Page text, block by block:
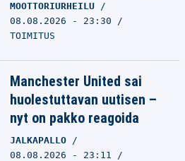
MOOTTORIURHEILU
08.08.2026 - 23:30
TOIMITUS
Manchester United sai
huolestuttavan uutisen –
nyt on pakko reagoida
JALKAPALLO
08.08.2026 - 23:11